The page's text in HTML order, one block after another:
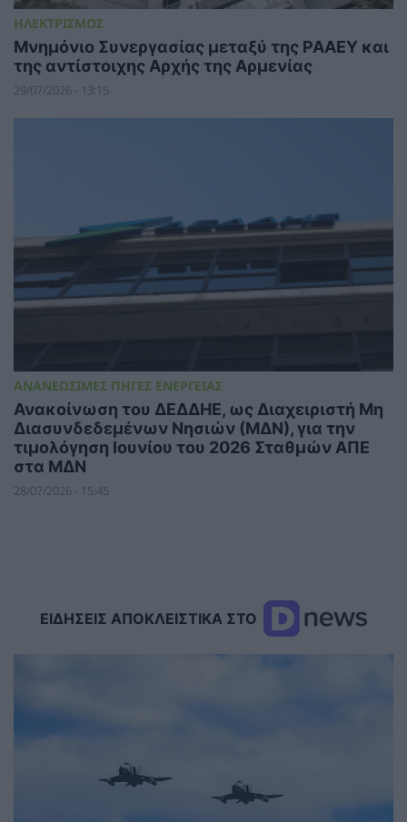
ΗΛΕΚΤΡΙΣΜΟΣ
Μνημόνιο Συνεργασίας μεταξύ της ΡΑΑΕΥ και
της αντίστοιχης Αρχής της Αρμενίας
29/07/2026 - 13:15
ΑΝΑΝΕΩΣΙΜΕΣ ΠΗΓΕΣ ΕΝΕΡΓΕΙΑΣ
Ανακοίνωση του ΔΕΔΔΗΕ, ως Διαχειριστή Μη
Διασυνδεδεμένων Νησιών (ΜΔΝ), για την
τιμολόγηση Ιουνίου του 2026 Σταθμών ΑΠΕ
στα ΜΔΝ
28/07/2026 - 15:45
ΕΙΔΗΣΕΙΣ ΑΠΟΚΛΕΙΣΤΙΚΑ ΣΤΟ